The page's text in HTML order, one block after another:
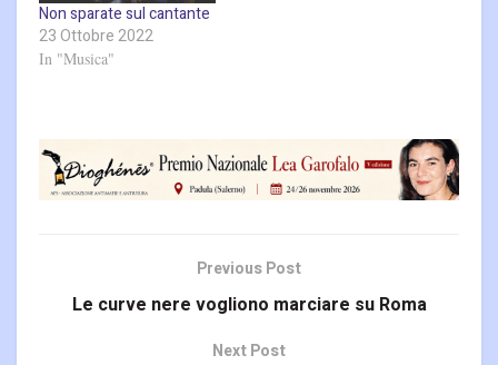
Non sparate sul cantante
23 Ottobre 2022
In "Musica"
Previous Post
Le curve nere vogliono marciare su Roma
Next Post